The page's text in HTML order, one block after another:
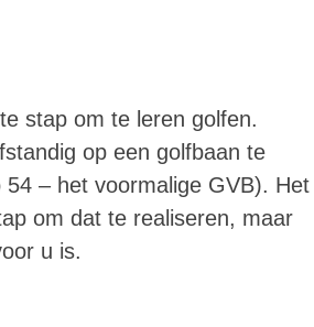
stap om te leren golfen.
op een golfbaan te
– het voormalige GVB). Het
om dat te realiseren, maar
u is.